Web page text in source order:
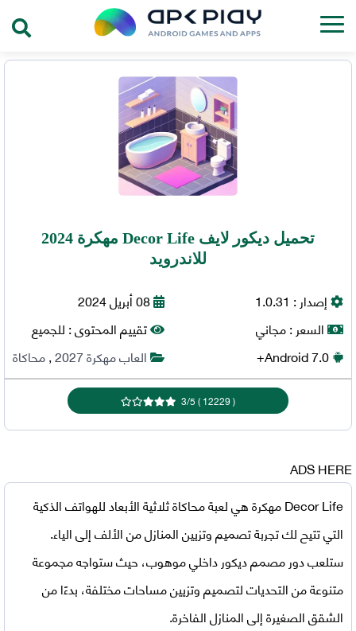
تحميل ديكور لايف Decor Life مهكرة 2024
للاندرويد
إصدار : 1.0.31
السعر :مجاني
Android7.0+
08 أبريل 2024
تقييم المحتوى :للجميع
العاب مهكرة 2027
,محاكاة
(
12229
)
3/5
ADS HERE
Decor Life مهكرة
هي لعبة محاكاة ثلاثية الأبعاد للهواتف الذكية
التي تتيح لك تجربة تصميم وتزيين المنازل من الألف إلى الياء.
ستلعب دور مصمم ديكور داخلي موهوب، حيث ستواجه مجموعة
متنوعة من التحديات لتصميم وتزيين مساحات مختلفة، بدءًا من
الشقق الصغيرة إلى المنازل الفاخرة.